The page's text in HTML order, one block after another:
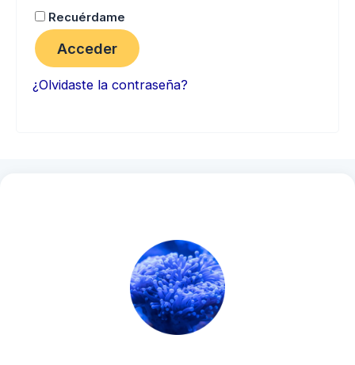
Recuérdame
Acceder
¿Olvidaste la contraseña?